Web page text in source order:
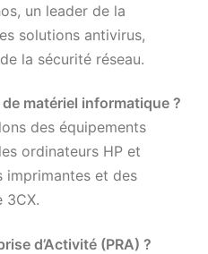
un leader de la
solutions antivirus,
la sécurité réseau.
matériel informatique ?
des équipements
ordinateurs HP et
imprimantes et des
3CX.
d’Activité (PRA) ?